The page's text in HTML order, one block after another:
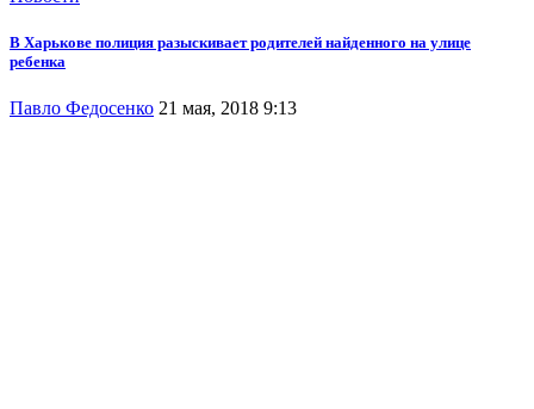
В Харькове полиция разыскивает родителей найденного на улице
ребенка
Павло Федосенко 21 мая, 2018 9:13